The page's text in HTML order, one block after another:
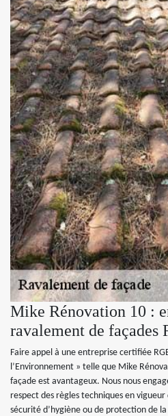
Mike Rénovation 10 :
ravalement de façades
Faire appel à une entreprise certifiée
l’Environnement » telle que Mike
façade est avantageux. Nous nous
respect des règles techniques en
sécurité d’hygiène ou de protection de